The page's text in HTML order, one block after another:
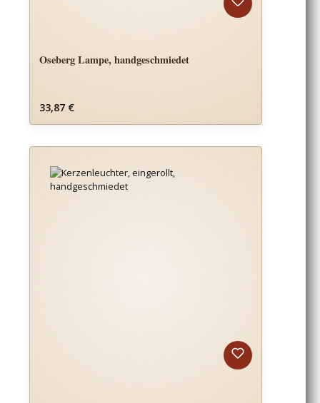
Oseberg Lampe, handgeschmiedet
Regulärer Preis:
33,87 €